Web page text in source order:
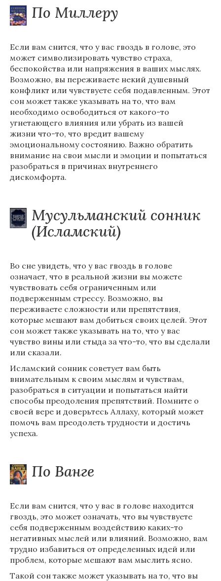
По Миллеру
Если вам снится, что у вас гвоздь в голове, это
может символизировать чувство страха,
беспокойства или напряжения в ваших мыслях.
Возможно, вы переживаете некий душевный
конфликт или чувствуете себя подавленным. Этот
сон может также указывать на то, что вам
необходимо освободиться от какого-то
угнетающего влияния или убрать из вашей
жизни что-то, что вредит вашему
эмоциональному состоянию. Важно обратить
внимание на свои мысли и эмоции и попытаться
разобраться в причинах внутреннего
дискомфорта.
Мусульманский сонник
(Исламский)
Во сне увидеть, что у вас гвоздь в голове
означает, что в реальной жизни вы можете
чувствовать себя ограниченным или
подверженным стрессу. Возможно, вы
переживаете сложности или препятствия,
которые мешают вам добиться своих целей. Этот
сон может также указывать на то, что у вас
чувство вины или стыда за что-то, что вы сделали
или сказали.
Исламский сонник советует вам быть
внимательным к своим мыслям и чувствам,
разобраться в ситуации и попытаться найти
способы преодоления препятствий. Помните о
своей вере и доверьтесь Аллаху, который может
помочь вам преодолеть трудности и достичь
успеха.
По Ванге
Если вам снится, что у вас в голове находится
гвоздь, это может означать, что вы чувствуете
себя подверженным воздействию каких-то
негативных мыслей или влияний. Возможно, вам
трудно избавиться от определенных идей или
проблем, которые мешают вам мыслить ясно.
Такой сон также может указывать на то, что вы